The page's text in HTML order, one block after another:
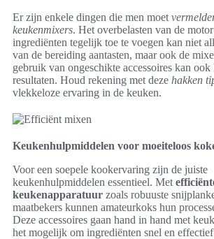
Er zijn enkele dingen die men moet
keukenmixers. Het overbelasten van de
ingrediënten tegelijk toe te voegen kan niet
van de bereiding aantasten, maar ook de
gebruik van ongeschikte accessoires kan
resultaten. Houd rekening met deze hakken
vlekkeloze ervaring in de keuken.
Keukenhulpmiddelen voor moeiteloos
Voor een soepele kookervaring zijn de juiste
keukenhulpmiddelen essentieel. Met
keukenapparatuur zoals robuuste
maatbekers kunnen amateurkoks hun
Deze accessoires gaan hand in hand met
het mogelijk om ingrediënten snel en